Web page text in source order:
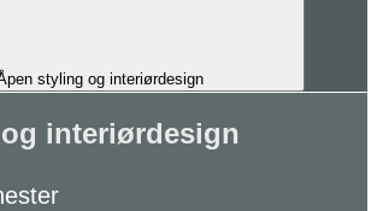
styling og interiørdesign
interiørdesign